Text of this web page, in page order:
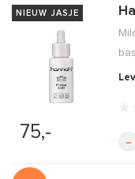
NIEUW JASJE
75,-
-